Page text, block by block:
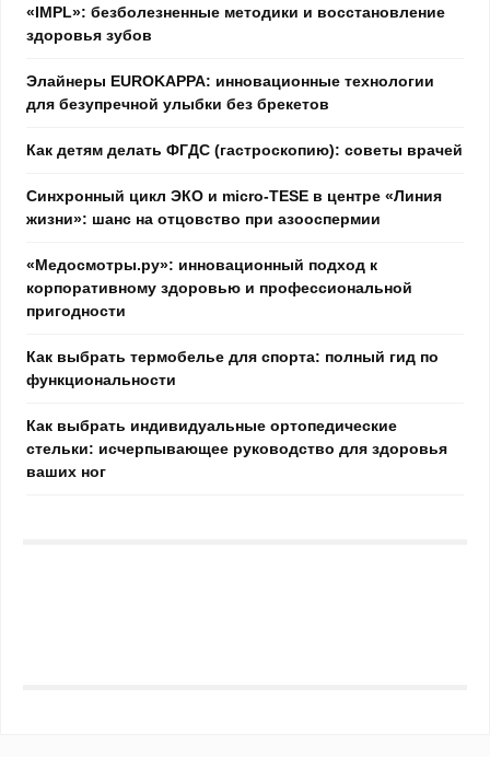
«IMPL»: безболезненные методики и восстановление
здоровья зубов
Элайнеры EUROKAPPA: инновационные технологии
для безупречной улыбки без брекетов
Как детям делать ФГДС (гастроскопию): советы врачей
Синхронный цикл ЭКО и micro-TESE в центре «Линия
жизни»: шанс на отцовство при азооспермии
«Медосмотры.ру»: инновационный подход к
корпоративному здоровью и профессиональной
пригодности
Как выбрать термобелье для спорта: полный гид по
функциональности
Как выбрать индивидуальные ортопедические
стельки: исчерпывающее руководство для здоровья
ваших ног